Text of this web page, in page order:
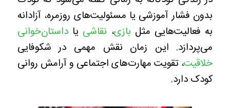
بدون فشار آموزشی یا مسئولیت‌های روزمره، آزادانه
به فعالیت‌هایی مثل بازی، نقاشی یاداستان‌خوانی
می‌پردازد. این زمان نقش مهمی در شکوفایی
خلاقیت، تقویت مهارت‌های اجتماعی و آرامش روانی
کودک دارد.